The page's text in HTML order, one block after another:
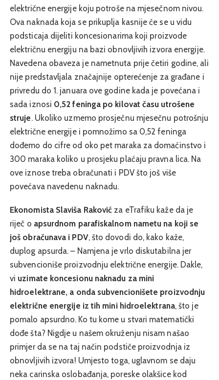
električne energije koju potroše na mjesečnom nivou.
Ova naknada koja se prikuplja kasnije će se u vidu
podsticaja dijeliti koncesionarima koji proizvode
električnu energiju na bazi obnovljivih izvora energije.
Navedena obaveza je nametnuta prije četiri godine, ali
nije predstavljala značajnije opterećenje za građane i
privredu do 1. januara ove godine kada je povećana i
sada iznosi 0,52 feninga po kilovat času utrošene
struje. Ukoliko uzmemo prosječnu mjesečnu potrošnju
električne energije i pomnožimo sa 0,52 feninga
dođemo do cifre od oko pet maraka za domaćinstvo i
300 maraka koliko u prosjeku plaćaju pravna lica. Na
ove iznose treba obračunati i PDV što još više
povećava navedenu naknadu.
Ekonomista Slaviša Raković za eTrafiku kaže da je
riječ o apsurdnom parafiskalnom nametu na koji se
još obračunava i PDV, što dovodi do, kako kaže,
duplog apsurda. – Namjena je vrlo diskutabilna jer
subvencioniše proizvodnju električne energije. Dakle,
vi uzimate koncesionu naknadu za mini
hidroelektrane, a onda subvencionišete proizvodnju
električne energije iz tih mini hidroelektrana, što je
pomalo apsurdno. Ko tu kome u stvari matematički
dođe šta? Nigdje u našem okruženju nisam našao
primjer da se na taj način podstiče proizvodnja iz
obnovljivih izvora! Umjesto toga, uglavnom se daju
neka carinska oslobađanja, poreske olakšice kod